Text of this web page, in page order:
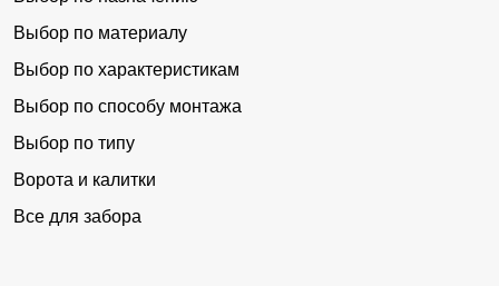
Выбор по материалу
Выбор по характеристикам
Выбор по способу монтажа
Выбор по типу
Ворота и калитки
Все для забора